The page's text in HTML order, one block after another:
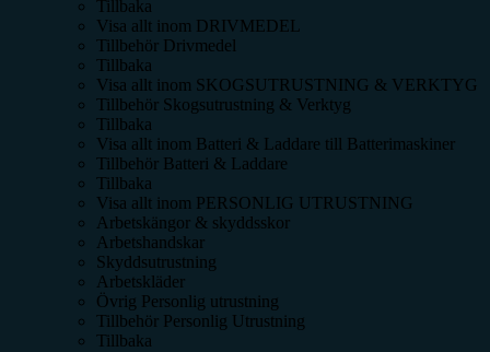
Tillbaka
Visa allt inom DRIVMEDEL
Tillbehör Drivmedel
Tillbaka
Visa allt inom SKOGSUTRUSTNING & VERKTYG
Tillbehör Skogsutrustning & Verktyg
Tillbaka
Visa allt inom Batteri & Laddare till Batterimaskiner
Tillbehör Batteri & Laddare
Tillbaka
Visa allt inom PERSONLIG UTRUSTNING
Arbetskängor & skyddsskor
Arbetshandskar
Skyddsutrustning
Arbetskläder
Övrig Personlig utrustning
Tillbehör Personlig Utrustning
Tillbaka